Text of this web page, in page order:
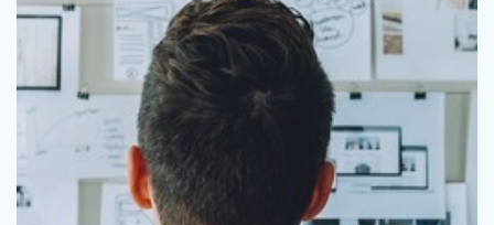
Att vara kreativ och ta fram olika typer av designs är något
som känns lockande för många. Fördelen med att jobba med
design är att det är ett väldigt brett område. Du kan jobba med
allt ifrån att ta fram webbsidor till att ta fram tryck till
inredningsprodukter. I det här inlägget kommer du att …